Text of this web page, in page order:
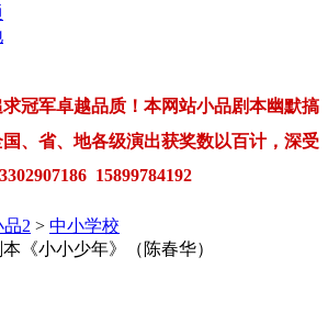
冠军卓越品质！本网站小品剧本幽默搞
、省、地各级演出获奖数以百计，深受
15899784192
品2 > 中小学校
《小小少年》（陈春华）